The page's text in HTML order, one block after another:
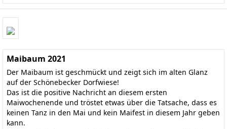
Maibaum 2021
Der Maibaum ist geschmückt und zeigt sich im alten Glanz
auf der Schönebecker Dorfwiese!
Das ist die positive Nachricht an diesem ersten
Maiwochenende und tröstet etwas über die Tatsache, dass es
keinen Tanz in den Mai und kein Maifest in diesem Jahr geben
kann.